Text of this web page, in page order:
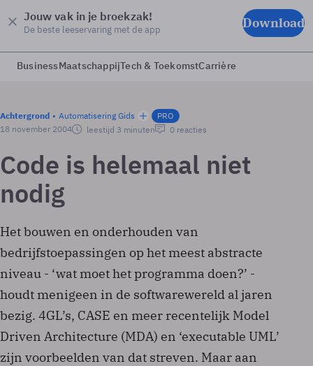
Jouw vak in je broekzak!
De beste leeservaring met de app Download
BusinessMaatschappijTech & ToekomstCarrière
Achtergrond Automatisering Gids
PRO
18 november 2004
leestijd 3 minuten 0 reacties
Code is helemaal niet
nodig
Het bouwen en onderhouden van
bedrijfstoepassingen op het meest abstracte
niveau - ‘wat moet het programma doen?’ -
houdt menigeen in de softwarewereld al jaren
bezig. 4GL’s, CASE en meer recentelijk Model
Driven Architecture (MDA) en ‘executable UML’
zijn voorbeelden van dat streven. Maar aan